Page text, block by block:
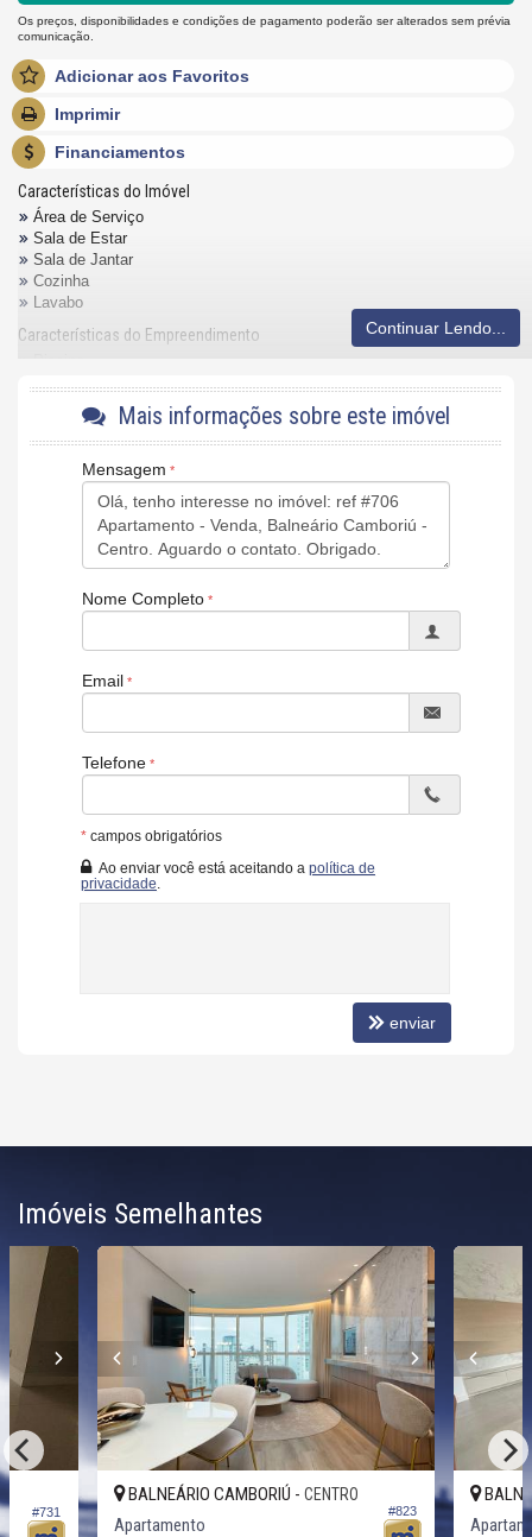
Os preços, disponibilidades e condições de pagamento poderão ser alterados sem prévia
comunicação.
Adicionar aos Favoritos
Imprimir
Financiamentos
Características do Imóvel
Área de Serviço
Sala de Estar
Sala de Jantar
Cozinha
Lavabo
Características do Empreendimento
Piscina Infantil
Continuar Lendo...
Mais informações sobre este imóvel
Mensagem
Nome Completo
Email
Telefone
* campos obrigatórios
Ao enviar você está aceitando a política de
privacidade
enviar
Imóveis Semelhantes
#731 #823
BALNEÁRIO CAMBORIÚ - CENTRO
Apartamento